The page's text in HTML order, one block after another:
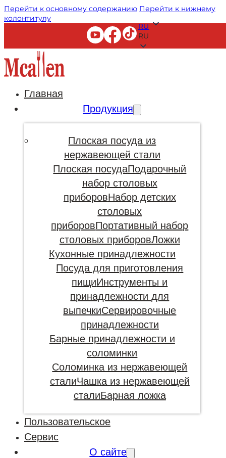
Перейти к основному содержанию Перейти к нижнему
колонтитулу
RU
RU
Главная
Продукция
Плоская посуда из
нержавеющей стали
Плоская посудаПодарочный
набор столовых
приборовНабор детских
столовых
приборовПортативный набор
столовых приборовЛожки
Кухонные принадлежности
Посуда для приготовления
пищиИнструменты и
принадлежности для
выпечкиСервировочные
принадлежности
Барные принадлежности и
соломинки
Соломинка из нержавеющей
сталиЧашка из нержавеющей
сталиБарная ложка
Пользовательское
Сервис
О сайте